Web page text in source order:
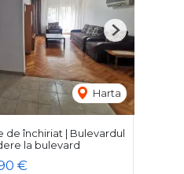
Harta
Next
de închiriat | Bulevardul
la bulevard
€